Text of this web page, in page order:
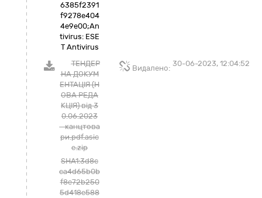
6385f2391
f9278e404
4e9e00;An
tivirus: ESE
T Antivirus
ТЕНДЕР
НА ДОКУМ
ЕНТАЦІЯ (Н
ОВА РЕДА
КЦІЯ) від 3
0.06.2023
- канцтова
ри.pdf.asic
e.zip
SHA1:3d8c
ca4d65b0b
f8e72b250
5d418e588
Видалено:
30-06-2023, 12:04:52